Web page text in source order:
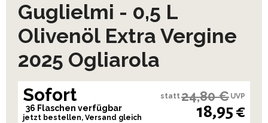
Guglielmi - 0,5 L
Olivenöl Extra Vergine
2025 Ogliarola
Sofort
36 Flaschen verfügbar
jetzt bestellen, Versand gleich
statt24,80 € UVP
18,95 €